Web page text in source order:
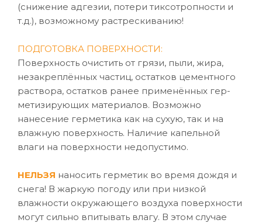
(снижение адгезии, потери тиксотропности и
т.д.), возможному растрескиванию!
ПОДГОТОВКА ПОВЕРХНОСТИ:
Поверхность очистить от грязи, пыли, жира,
незакреплённых частиц, остатков цементного
раствора, остатков ранее применённых гер-
метизирующих материалов. Возможно
нанесение герметика как на сухую, так и на
влажную поверхность. Наличие капельной
влаги на поверхности недопустимо.
НЕЛЬЗЯ наносить герметик во время дождя и
снега! В жаркую погоду или при низкой
влажности окружающего воздуха поверхности
могут сильно впитывать влагу. В этом случае